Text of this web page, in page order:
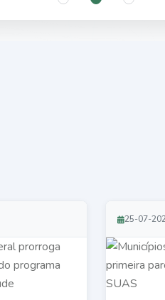
25-07-